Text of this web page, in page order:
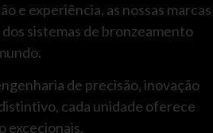
e experiência, as nossas marcas
sistemas de bronzeamento
de precisão, inovação
cada unidade oferece
excecionais.